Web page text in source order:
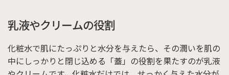
乳液やクリームの役割
化粧水で肌にたっぷりと水分を与えたら、その潤いを肌の
中にしっかりと閉じ込める「蓋」の役割を果たすのが乳液